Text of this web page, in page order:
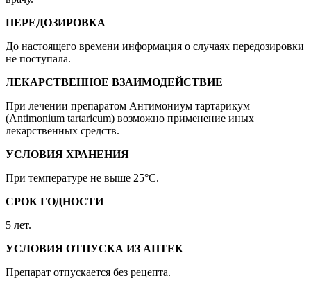
ПЕРЕДОЗИРОВКА
До настоящего времени информация о случаях передозировки
не поступала.
ЛЕКАРСТВЕННОЕ ВЗАИМОДЕЙСТВИЕ
При лечении препаратом Антимониум тартарикум
(Antimonium tartaricum) возможно применение иных
лекарственных средств.
УСЛОВИЯ ХРАНЕНИЯ
При температуре не выше 25°C.
СРОК ГОДНОСТИ
5 лет.
УСЛОВИЯ ОТПУСКА ИЗ АПТЕК
Препарат отпускается без рецепта.